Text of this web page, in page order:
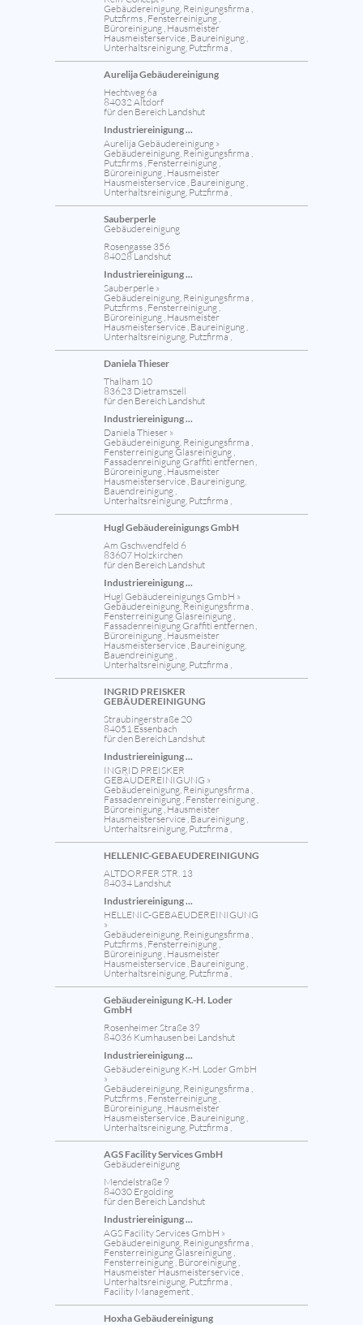
Gebäudereinigung, Reinigungsfirma ,
Putzfirms , Fensterreinigung ,
Büroreinigung , Hausmeister
Hausmeisterservice , Baureinigung ,
Unterhaltsreinigung, Putzfirma ,
Aurelija Gebäudereinigung
Hechtweg 6a
84032 Altdorf
für den Bereich Landshut
Industriereinigung ...
Aurelija Gebäudereinigung »
Gebäudereinigung, Reinigungsfirma ,
Putzfirms , Fensterreinigung ,
Büroreinigung , Hausmeister
Hausmeisterservice , Baureinigung ,
Unterhaltsreinigung, Putzfirma ,
Sauberperle
Gebäudereinigung
Rosengasse 356
84028 Landshut
Industriereinigung ...
Sauberperle »
Gebäudereinigung, Reinigungsfirma ,
Putzfirms , Fensterreinigung ,
Büroreinigung , Hausmeister
Hausmeisterservice , Baureinigung ,
Unterhaltsreinigung, Putzfirma ,
Daniela Thieser
Thalham 10
83623 Dietramszell
für den Bereich Landshut
Industriereinigung ...
Daniela Thieser »
Gebäudereinigung, Reinigungsfirma ,
Fensterreinigung Glasreinigung ,
Fassadenreinigung Graffiti entfernen ,
Büroreinigung , Hausmeister
Hausmeisterservice , Baureinigung,
Bauendreinigung ,
Unterhaltsreinigung, Putzfirma ,
Hugl Gebäudereinigungs GmbH
Am Gschwendfeld 6
83607 Holzkirchen
für den Bereich Landshut
Industriereinigung ...
Hugl Gebäudereinigungs GmbH »
Gebäudereinigung, Reinigungsfirma ,
Fensterreinigung Glasreinigung ,
Fassadenreinigung Graffiti entfernen ,
Büroreinigung , Hausmeister
Hausmeisterservice , Baureinigung,
Bauendreinigung ,
Unterhaltsreinigung, Putzfirma ,
INGRID PREISKER
GEBÄUDEREINIGUNG
Straubingerstraße 20
84051 Essenbach
für den Bereich Landshut
Industriereinigung ...
INGRID PREISKER
GEBÄUDEREINIGUNG »
Gebäudereinigung, Reinigungsfirma ,
Fassadenreinigung , Fensterreinigung ,
Büroreinigung , Hausmeister
Hausmeisterservice , Baureinigung ,
Unterhaltsreinigung, Putzfirma ,
HELLENIC-GEBAEUDEREINIGUNG
ALTDORFER STR. 13
84034 Landshut
Industriereinigung ...
HELLENIC-GEBAEUDEREINIGUNG
»
Gebäudereinigung, Reinigungsfirma ,
Putzfirms , Fensterreinigung ,
Büroreinigung , Hausmeister
Hausmeisterservice , Baureinigung ,
Unterhaltsreinigung, Putzfirma ,
Gebäudereinigung K.-H. Loder
GmbH
Rosenheimer Straße 39
84036 Kumhausen bei Landshut
Industriereinigung ...
Gebäudereinigung K.-H. Loder GmbH
»
Gebäudereinigung, Reinigungsfirma ,
Putzfirms , Fensterreinigung ,
Büroreinigung , Hausmeister
Hausmeisterservice , Baureinigung ,
Unterhaltsreinigung, Putzfirma ,
AGS Facility Services GmbH
Gebäudereinigung
Mendelstraße 9
84030 Ergolding
für den Bereich Landshut
Industriereinigung ...
AGS Facility Services GmbH »
Gebäudereinigung, Reinigungsfirma ,
Fensterreinigung Glasreinigung ,
Fensterreinigung , Büroreinigung ,
Hausmeister Hausmeisterservice ,
Unterhaltsreinigung, Putzfirma ,
Facility Management ,
Hoxha Gebäudereinigung